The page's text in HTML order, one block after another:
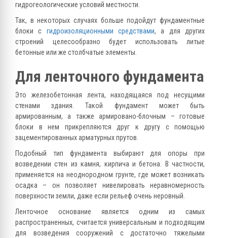
гидрогеологические условий местности.
Так, в некоторых случаях больше подойдут фундаментные
блоки с гидроизоляционными средствами, а для других
строений целесообразно будет использовать литые
бетонные или же столбчатые элементы.
Для ленточного фундамента
Это железобетонная лента, находящаяся под несущими
стенами здания. Такой фундамент может быть
армированным, а также армировано-блочным – готовые
блоки в нем прикрепляются друг к другу с помощью
зацементированных арматурных прутов.
Подобный тип фундамента выбирают для опоры при
возведении стен из камня, кирпича и бетона. В частности,
применяется на неоднородном грунте, где может возникать
осадка – он позволяет нивелировать неравномерность
поверхности земли, даже если рельеф очень неровный.
Ленточное основание является одним из самых
распространенных, считается универсальным и подходящим
для возведения сооружений с достаточно тяжелыми